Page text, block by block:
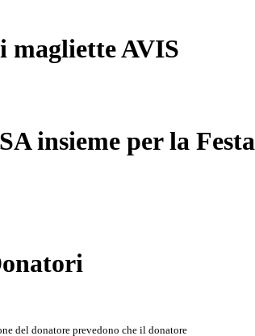
magliette AVIS
insieme per la Festa
del donatore prevedono che il donatore